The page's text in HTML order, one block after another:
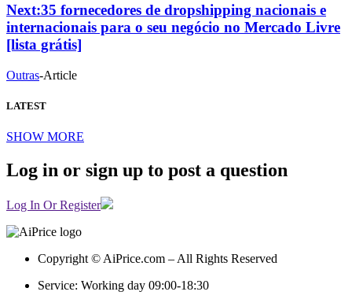
Next:35 fornecedores de dropshipping nacionais e
internacionais para o seu negócio no Mercado Livre
[lista grátis]
Outras-Article
LATEST
SHOW MORE
Log in or sign up to post a question
Log In Or Register
Copyright © AiPrice.com – All Rights Reserved
Service: Working day 09:00-18:30